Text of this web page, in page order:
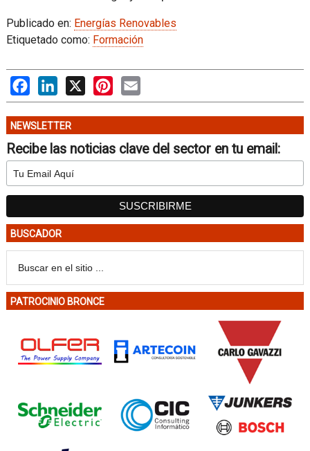
Publicado en: Energías Renovables
Etiquetado como: Formación
FacebookLinkedIn
X PinterestEmail
NEWSLETTER
Recibe las noticias clave del sector en tu email:
BUSCADOR
PATROCINIO BRONCE